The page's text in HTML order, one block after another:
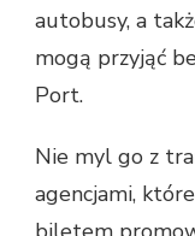
autobusy, a
mogą przyjąć
Port.
Nie myl go z
agencjami,